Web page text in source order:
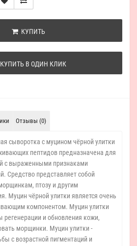
КУПИТЬ
КУПИТЬ В ОДИН КЛИК
Отзывы (0)
сыворотка с муцином чёрной улитки
пептидов предназначена для
с выраженными признаками
Средство представляет собой
птозу и другим
Муцин чёрной улитки является очень
компонентом. Муцин улитки
регенерации и обновления кожи,
морщинки. Муцин улитки -
с возрастной пигментаций и